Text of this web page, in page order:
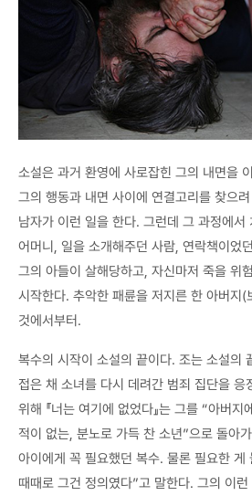
소설은 과거 환영에 사로잡힌 그의 내면을
그의 행동과 내면 사이에 연결고리를 찾으
남자가 이런 일을 한다. 그런데 그 과정에서
어머니, 일을 소개해주던 사람, 연락책이었
그의 아들이 살해당하고, 자신마저 죽을 위
시작한다. 추악한 패륜을 저지른 한 아버지(
것에서부터.
복수의 시작이 소설의 끝이다. 조는 소설의
접은 채 소녀를 다시 데려간 범죄 집단을 응
위해 『너는 여기에 없었다』는 그를 “아버
적이 없는, 분노로 가득 찬 소년”으로 돌아
아이에게 꼭 필요했던 복수. 물론 필요한 게
때때로 그건 정의였다”고 말한다. 그의 이